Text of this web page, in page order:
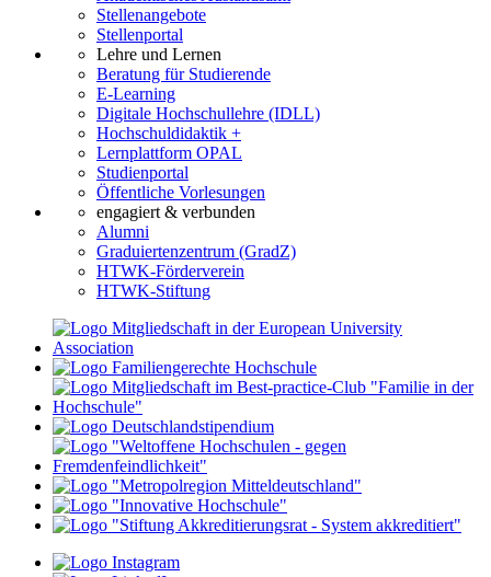
Stellenangebote
Stellenportal
Lehre und Lernen
Beratung für Studierende
E-Learning
Digitale Hochschullehre (IDLL)
Hochschuldidaktik +
Lernplattform OPAL
Studienportal
Öffentliche Vorlesungen
engagiert & verbunden
Alumni
Graduiertenzentrum (GradZ)
HTWK-Förderverein
HTWK-Stiftung